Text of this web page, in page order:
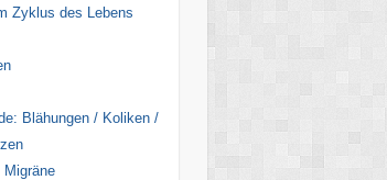
Zyklus des Lebens
Blähungen / Koliken /
Migräne